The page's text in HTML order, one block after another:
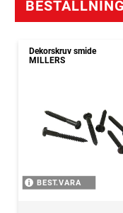
Dekorskruv smide
MILLERS
BEST.VARA